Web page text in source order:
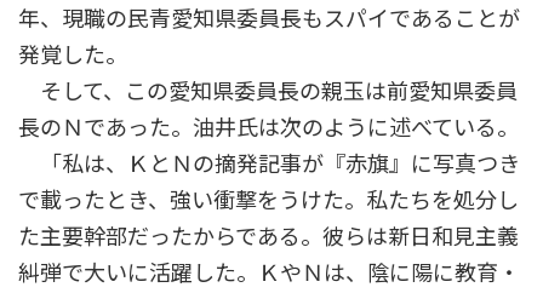
年、現職の民青愛知県委員長もスパイであることが
発覚した。
そして、この愛知県委員長の親玉は前愛知県委員
長のＮであった。油井氏は次のように述べている。
「私は、ＫとＮの摘発記事が『赤旗』に写真つき
で載ったとき、強い衝撃をうけた。私たちを処分し
た主要幹部だったからである。彼らは新日和見主義
糾弾で大いに活躍した。ＫやＮは、陰に陽に教育・